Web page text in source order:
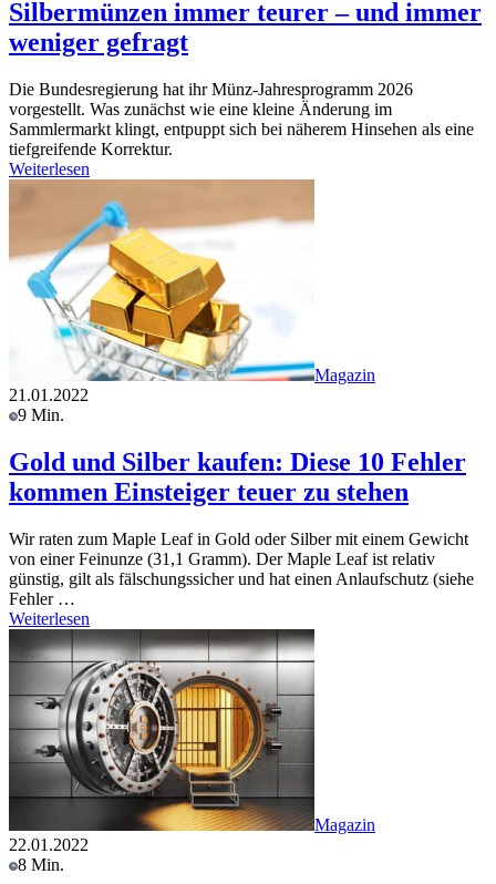
Silbermünzen immer teurer – und immer
weniger gefragt
Die Bundesregierung hat ihr Münz-Jahresprogramm 2026
vorgestellt. Was zunächst wie eine kleine Änderung im
Sammlermarkt klingt, entpuppt sich bei näherem Hinsehen als eine
tiefgreifende Korrektur.
Weiterlesen
Magazin
21.01.2022
9 Min.
Gold und Silber kaufen: Diese 10 Fehler
kommen Einsteiger teuer zu stehen
Wir raten zum Maple Leaf in Gold oder Silber mit einem Gewicht
von einer Feinunze (31,1 Gramm). Der Maple Leaf ist relativ
günstig, gilt als fälschungssicher und hat einen Anlaufschutz (siehe
Fehler …
Weiterlesen
Magazin
22.01.2022
8 Min.